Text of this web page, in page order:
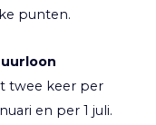
punten.
twee keer per
en per 1 juli.